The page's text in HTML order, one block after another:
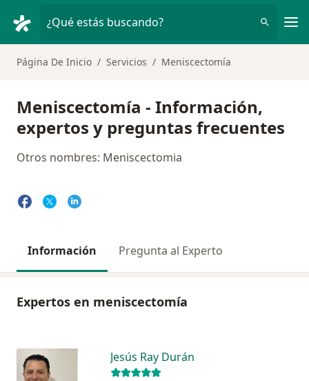
¿Qué estás buscando?
Página De Inicio Servicios Meniscectomía
Meniscectomía - Información,
expertos y preguntas frecuentes
Otros nombres: Meniscectomia
Información Pregunta al Experto
Expertos en meniscectomía
Jesús Ray Durán